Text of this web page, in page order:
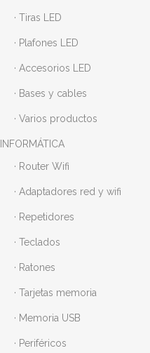
· Tiras LED
· Plafones LED
· Accesorios LED
· Bases y cables
· Varios productos
INFORMÁTICA
· Router Wifi
· Adaptadores red y wifi
· Repetidores
· Teclados
· Ratones
· Tarjetas memoria
· Memoria USB
· Periféricos